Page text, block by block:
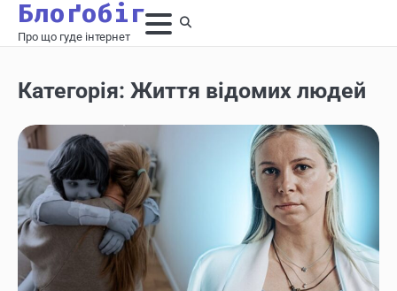
Блоґобіг
Про що гуде інтернет
Категорія: Життя відомих людей